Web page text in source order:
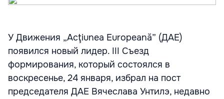
У Движения „Acţiunea Europeană” (ДАЕ)
появился новый лидер. III Съезд
формирования, который состоялся в
воскресенье, 24 января, избрал на пост
председателя ДАЕ Вячеслава Унтилэ, недавно